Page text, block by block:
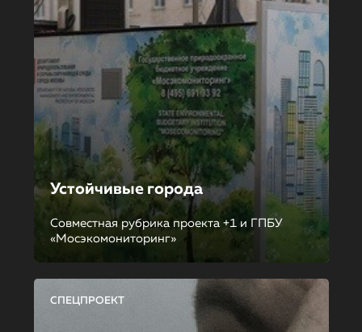
Устойчивые города
Совместная рубрика проекта +1 и ГПБУ
«Мосэкомониторинг»
СПЕЦПРОЕКТ